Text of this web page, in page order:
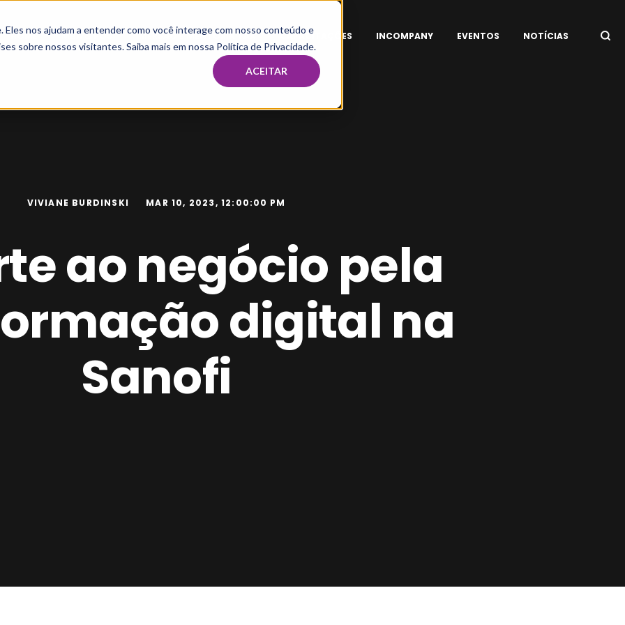
nos ajudam a entender como você interage com nosso conteúdo e
sobre nossos visitantes. Saiba mais em nossa Política de Privacidade.
ACEITAR
HOME MBA & PÓS IMERSÃO E MENTORIA TAX CAPACITAÇÕES INCOMPANY EVENTOS NOTÍCIAS
VIVIANE BURDINSKI MAR 10, 2023, 12:00:00 PM
ao negócio pela
digital na
Sanofi